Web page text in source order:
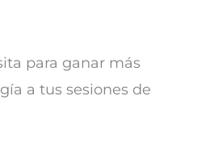
para ganar más
a tus sesiones de